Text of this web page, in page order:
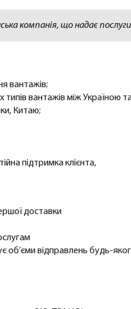
компанія, що надає
вантажів;
типів вантажів між Україною
Китаю;
підтримка клієнта,
доставки
об’єми відправлень будь-